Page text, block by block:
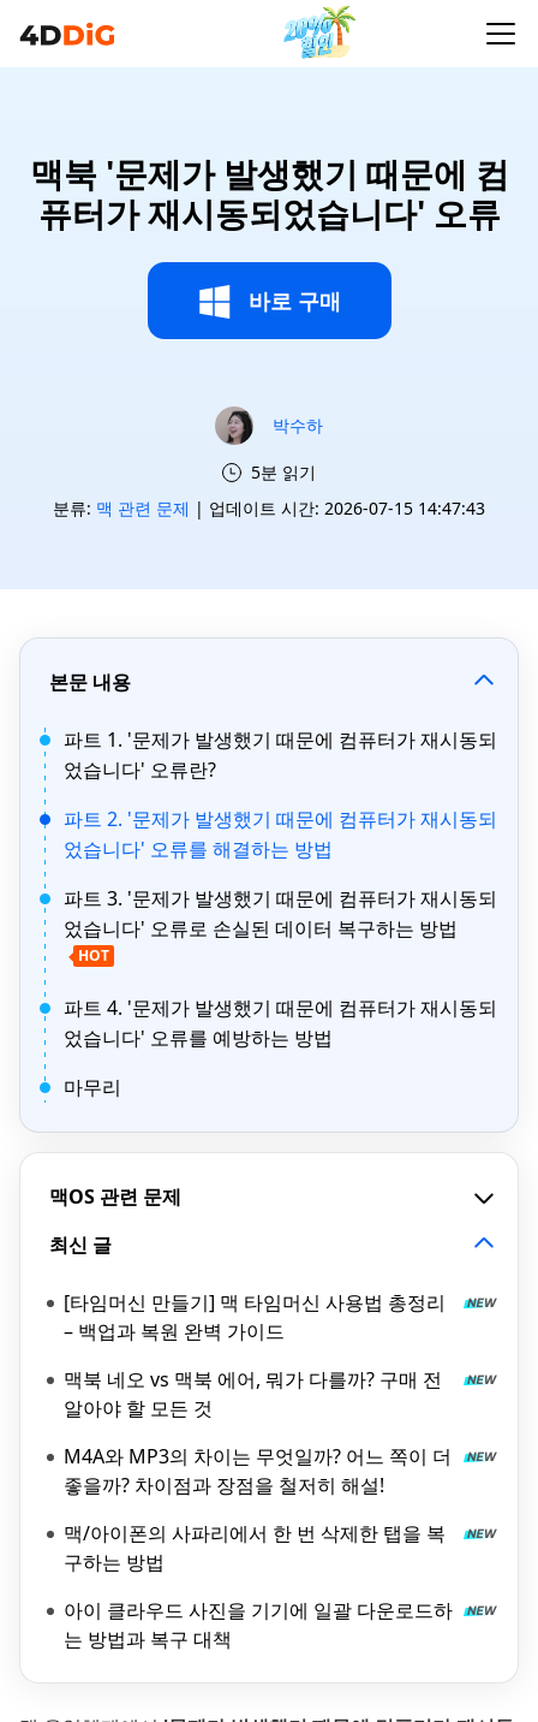
맥북 '문제가 발생했기 때문에 컴
퓨터가 재시동되었습니다' 오류
바로 구매
박수하
5분 읽기
분류: 맥 관련 문제 | 업데이트 시간: 2026-07-15 14:47:43
본문 내용
파트 1. '문제가 발생했기 때문에 컴퓨터가 재시동되
었습니다' 오류란?
파트 2. '문제가 발생했기 때문에 컴퓨터가 재시동되
었습니다' 오류를 해결하는 방법
파트 3. '문제가 발생했기 때문에 컴퓨터가 재시동되
었습니다' 오류로 손실된 데이터 복구하는 방법
HOT
파트 4. '문제가 발생했기 때문에 컴퓨터가 재시동되
었습니다' 오류를 예방하는 방법
마무리
맥OS 관련 문제
최신 글
[타임머신 만들기] 맥 타임머신 사용법 총정리
– 백업과 복원 완벽 가이드
맥북 네오 vs 맥북 에어, 뭐가 다를까? 구매 전
알아야 할 모든 것
M4A와 MP3의 차이는 무엇일까? 어느 쪽이 더
좋을까? 차이점과 장점을 철저히 해설!
맥/아이폰의 사파리에서 한 번 삭제한 탭을 복
구하는 방법
아이 클라우드 사진을 기기에 일괄 다운로드하
는 방법과 복구 대책